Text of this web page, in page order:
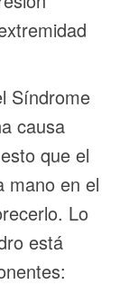
Síndrome
causa
que el
mano en el
Lo
está